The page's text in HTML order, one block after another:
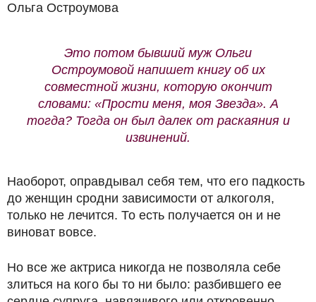
Ольга Остроумова
Это потом бывший муж Ольги
Остроумовой напишет книгу об их
совместной жизни, которую окончит
словами: «Прости меня, моя Звезда». А
тогда? Тогда он был далек от раскаяния и
извинений.
Наоборот, оправдывал себя тем, что его падкость
до женщин сродни зависимости от алкоголя,
только не лечится. То есть получается он и не
виноват вовсе.
Но все же актриса никогда не позволяла себе
злиться на кого бы то ни было: разбившего ее